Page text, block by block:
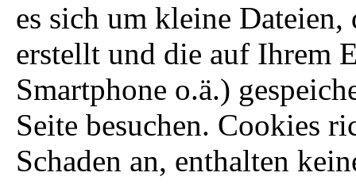
es sich um kleine
erstellt und die auf Ihrem
Smartphone o.ä.)
Seite besuchen. Cookies
Schaden an, enthalten